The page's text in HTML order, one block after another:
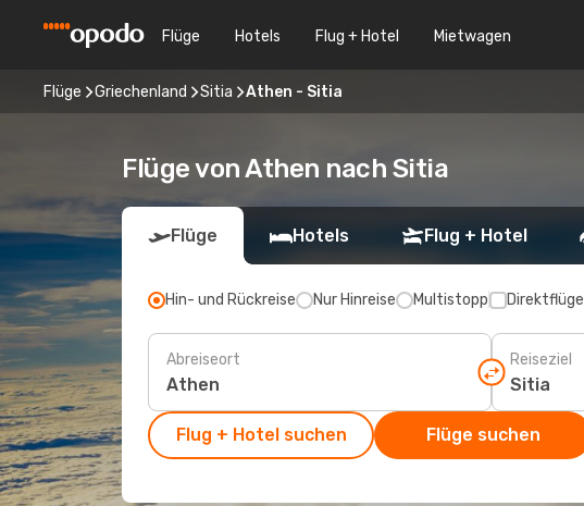
Flüge Hotels Flug + Hotel Mietwagen
Flüge Griechenland Sitia Athen - Sitia
Flüge von Athen nach Sitia
Flüge Hotels Flug + Hotel
Hin- und Rückreise Nur Hinreise Multistopp Direktflüge
Abreiseort Reiseziel
Flug + Hotel suchen Flüge suchen